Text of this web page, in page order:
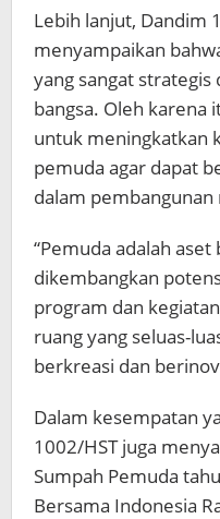
Lebih lanjut, Dandim
menyampaikan
yang sangat
bangsa. Oleh karena
untuk meningkatkan
pemuda agar dapat
dalam pembangunan
“Pemuda adalah
dikembangkan
program dan
ruang yang seluas-
berkreasi dan
Dalam kesempatan
1002/HST juga
Sumpah Pemuda
Bersama Indonesia